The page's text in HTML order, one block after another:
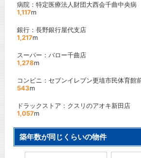
病院：特定医療法人財団大西会千曲中央病
1,117m
銀行：長野銀行屋代支店
1,217m
スーパー：バロー千曲店
1,278m
コンビニ：セブンイレブン更埴市民体育館
543m
ドラックストア：クスリのアオキ新田店
1,057m
築年数が同じくらいの物件